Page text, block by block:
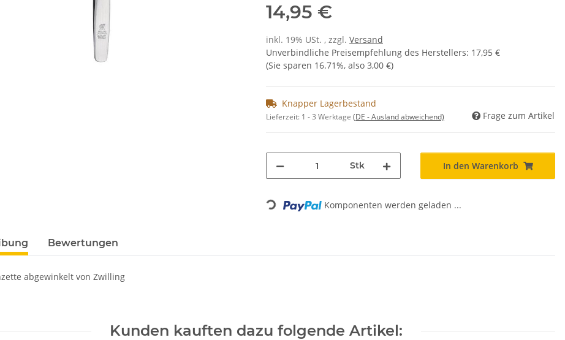
14,95 €
inkl. 19% USt. , zzgl. Versand
Unverbindliche Preisempfehlung des Herstellers: 17,95 €
(Sie sparen 16.71%, also 3,00 €)
Knapper Lagerbestand
Lieferzeit: 1 - 3 Werktage (DE - Ausland abweichend) Frage zum Artikel
Stk In den Warenkorb
Loading... Komponenten werden geladen ...
Bewertungen
abgewinkelt von Zwilling
Kunden kauften dazu folgende Artikel: